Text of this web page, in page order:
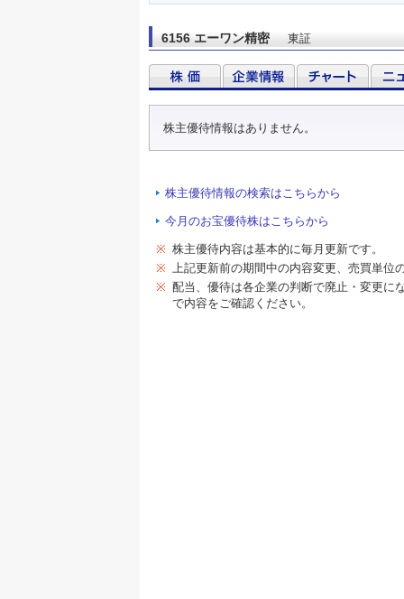
6156 エーワン精密 東証
株主優待情報はありません。
株主優待情報の検索はこちらから
今月のお宝優待株はこちらから
※ 株主優待内容は基本的に毎月更新です。
※ 上記更新前の期間中の内容変更、売買単位
※ 配当、優待は各企業の判断で廃止・変更に
で内容をご確認ください。